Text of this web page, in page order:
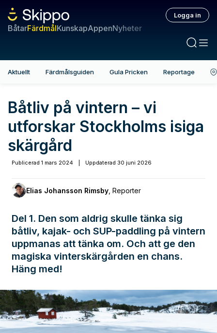
BåtarFärdmålKunskapAppenNyheter
Logga in
Aktuellt Färdmålsguiden Gula Pricken Reportage
Båtliv på vintern – vi
utforskar Stockholms isiga
skärgård
Publicerad 1 mars 2024 Uppdaterad 30 juni 2026
Elias Johansson Rimsby Reporter
Del 1. Den som aldrig skulle tänka sig
båtliv, kajak- och SUP-paddling på vintern
uppmanas att tänka om. Och att ge den
magiska vinterskärgården en chans.
Häng med!